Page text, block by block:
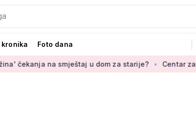
kronika Foto dana
smještaj u dom za starije? Centar za starije